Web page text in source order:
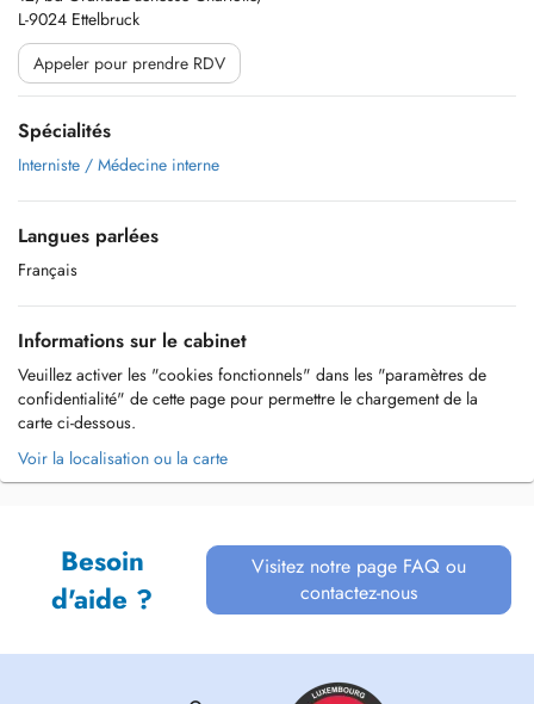
L-9024 Ettelbruck
Appeler pour prendre RDV
Spécialités
Interniste / Médecine interne
Langues parlées
Français
Informations sur le cabinet
Veuillez activer les "cookies fonctionnels" dans les "paramètres de
confidentialité" de cette page pour permettre le chargement de la
carte ci-dessous.
Voir la localisation ou la carte
Besoin
d'aide ?
Visitez notre page FAQ ou
contactez-nous